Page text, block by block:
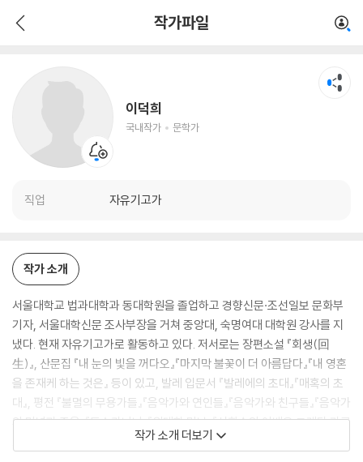
작가파일
이덕희
국내작가 문학가
직업 자유기고가
작가 소개
서울대학교 법과대학과 동대학원을 졸업하고 경향신문·조선일보 문화부
기자, 서울대학신문 조사부장을 거쳐 중앙대, 숙명여대 대학원 강사를 지
냈다. 현재 자유기고가로 활동하고 있다. 저서로는 장편소설 『회생(回
生)』, 산문집 『내 눈의 빛을 꺼다오』『마지막 불꽃이 더 아름답다』『내 영혼
을 존재케 하는 것은』 등이 있고, 발레 입문서 『발레에의 초대』『매혹의 초
대』, 평전 『불멸의 무용가들』『음악가와 연인들』『음악가와 친구들』『음악가
의 만년과 죽음』『토스카니니』『위대한 만남』『신화속의 여배우 그레타 가르
보』『전혜린』『세기의 걸작 오페라를 찾아서』, 음악산문 『음악혼의 광맥을
작가 소개 더보기